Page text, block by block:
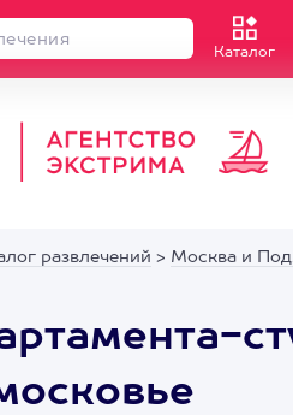
Каталог
развлечений > Москва и